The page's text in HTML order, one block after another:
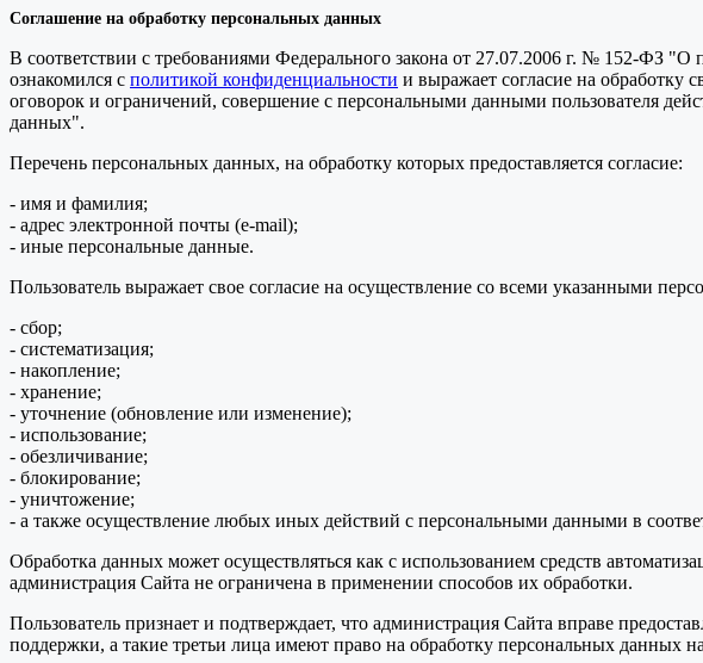
Соглашение на обработку персональных данных
В соответствии с требованиями Федерального закона от 27.07.2006 г. № 152-ФЗ "О
ознакомился с политикой конфиденциальности и выражает согласие на
оговорок и ограничений, совершение с персональными данными пользователя
данных".
Перечень персональных данных, на обработку которых предоставляется согласие:
- имя и фамилия;
- адрес электронной почты (e-mail);
- иные персональные данные.
Пользователь выражает свое согласие на осуществление со всеми указанными
- сбор;
- систематизация;
- накопление;
- хранение;
- уточнение (обновление или изменение);
- использование;
- обезличивание;
- блокирование;
- уничтожение;
- а также осуществление любых иных действий с персональными данными в
Обработка данных может осуществляться как с использованием средств
администрация Сайта не ограничена в применении способов их обработки.
Пользователь признает и подтверждает, что администрация Сайта вправе
поддержки, а такие третьи лица имеют право на обработку персональных данных